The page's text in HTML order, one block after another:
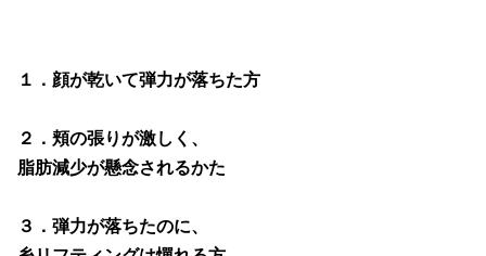
１．顔が乾いて弾力が落ちた方
２．頬の張りが激しく、
脂肪減少が懸念されるかた
３．弾力が落ちたのに、